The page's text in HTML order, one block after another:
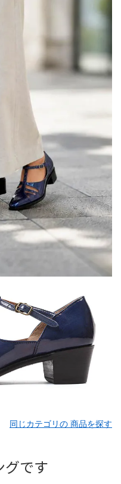
同じカテゴリの 商品を探す
グです